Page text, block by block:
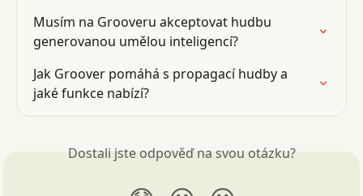
Musím na Grooveru akceptovat hudbu
generovanou umělou inteligencí?
Jak Groover pomáhá s propagací hudby a
jaké funkce nabízí?
Dostali jste odpověď na svou otázku?